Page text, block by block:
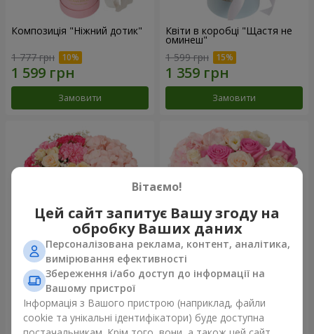
Композиція "Ніжний дотик"
1 777 грн
Замовити
Квіти в коробці "Щастя не
оминеш"
1 599 грн
Замовити
Квіти в коробці "Соломія"
2 066 грн
Композиція "Barbie"
2 479 грн
Вітаємо!
Цей сайт запитує Вашу згоду на
обробку Ваших даних
Персоналізована реклама, контент, аналітика,
вимірювання ефективності
Збереження і/або доступ до інформації на
Вашому пристрої
Інформація з Вашого пристрою (наприклад, файли
cookie та унікальні ідентифікатори) буде доступна